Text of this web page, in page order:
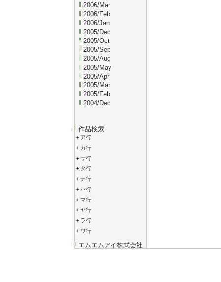
2006/Mar
2006/Feb
2006/Jan
2005/Dec
2005/Oct
2005/Sep
2005/Aug
2005/May
2005/Apr
2005/Mar
2005/Feb
2004/Dec
作品検索
+ ア行
+ カ行
+ サ行
+ タ行
+ ナ行
+ ハ行
+ マ行
+ ヤ行
+ ラ行
+ ワ行
エムエムアイ株式会社